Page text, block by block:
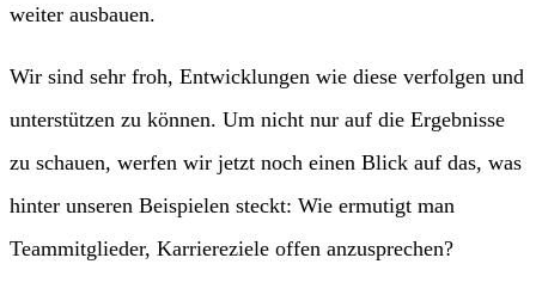
weiter ausbauen.
Wir sind sehr froh, Entwicklungen wie diese verfolgen und
unterstützen zu können. Um nicht nur auf die Ergebnisse
zu schauen, werfen wir jetzt noch einen Blick auf das, was
hinter unseren Beispielen steckt: Wie ermutigt man
Teammitglieder, Karriereziele offen anzusprechen?